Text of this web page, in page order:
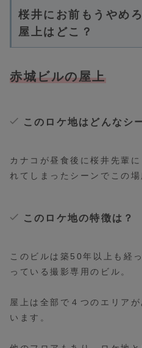
桜井にお前もうやめ
屋上はどこ？
赤城ビルの屋上
このロケ地はどんなシ
カナコが昼食後に桜井先輩
れてしまったシーンでこの
このロケ地の特徴は？
このビルは築50年以上も経
っている撮影専用のビル。
屋上は全部で４つのエリア
います。